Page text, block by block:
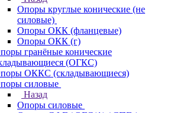
Опоры круглые конические (не
силовые)
Опоры ОКК (фланцевые)
Опоры ОКК (г)
гранёные конические
(ОГКС)
ОККС (складывающиеся)
силовые
Назад
Опоры силовые